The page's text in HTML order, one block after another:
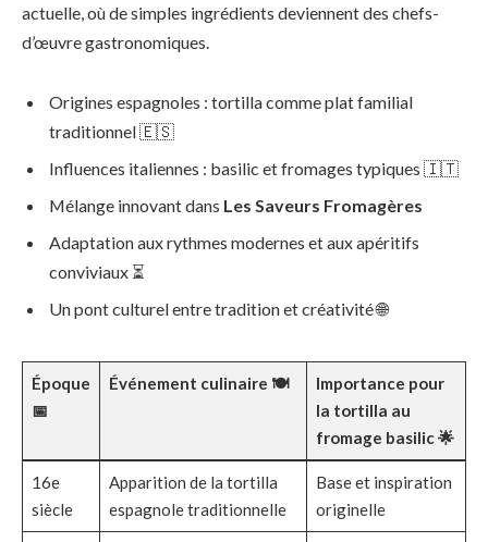
actuelle, où de simples ingrédients deviennent des chefs-
d’œuvre gastronomiques.
Origines espagnoles : tortilla comme plat familial
traditionnel 🇪🇸
Influences italiennes : basilic et fromages typiques 🇮🇹
Mélange innovant dans Les Saveurs Fromagères
Adaptation aux rythmes modernes et aux apéritifs
conviviaux ⏳
Un pont culturel entre tradition et créativité 🌐
Époque
📅
Événement culinaire 🍽️
Importance pour
la tortilla au
fromage basilic 🌟
16e
siècle
Apparition de la tortilla
espagnole traditionnelle
Base et inspiration
originelle